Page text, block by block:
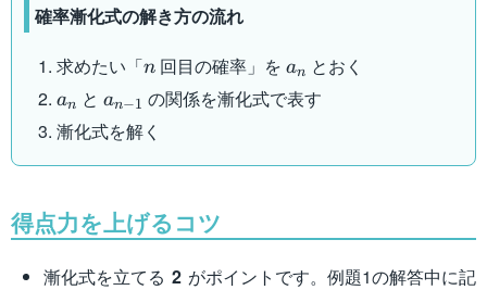
確率漸化式の解き方の流れ
求めたい「n
n 回目の確率」をa_n
an とおく
a_n
an とa_{n-
1}
an−1 の関係を漸化式で表す
漸化式を解く
得点力を上げるコツ
漸化式を立てる 2 がポイントです。例題1の解答中に記